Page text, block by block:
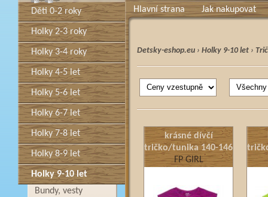
Detsky-eshop.eu › Holky 9-10 let ›
krásné dívčí
tričko/tunika 140-146
FP GIRL
Děti 0-2 roky
Holky 2-3 roky
Holky 3-4 roky
Holky 4-5 let
Holky 5-6 let
Holky 6-7 let
Holky 7-8 let
Holky 8-9 let
Holky 9-10 let
Bundy, vesty
Hlavní strana Jak nakupovat